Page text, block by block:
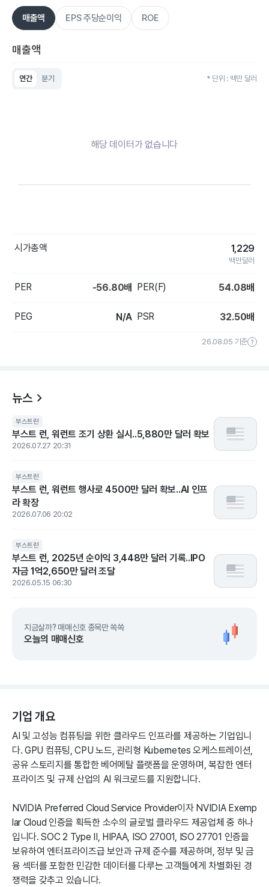
매출액 EPS 주당순이익 ROE
매출액
연간 분기 * 단위 : 백만 달러
해당 데이터가 없습니다
시가총액 1,229
백만달러
PER -56.80배 PER(F) 54.08배
PEG N/A PSR 32.50배
26.08.05 기준
뉴스
부스트런
부스트 런, 워런트 조기 상환 실시..5,880만 달러 확보
2026.07.27 20:31
부스트런
부스트 런, 워런트 행사로 4500만 달러 확보..AI 인프
라 확장
2026.07.06 20:02
부스트런
부스트 런, 2025년 순이익 3,448만 달러 기록..IPO
자금 1억2,650만 달러 조달
2026.05.15 06:30
지금살까? 매매신호 종목만 쏙쏙
오늘의 매매신호
기업 개요
AI 및 고성능 컴퓨팅을 위한 클라우드 인프라를 제공하는 기업입니
다. GPU 컴퓨팅, CPU 노드, 관리형 Kubernetes 오케스트레이션,
공유 스토리지를 통합한 베어메탈 플랫폼을 운영하며, 복잡한 엔터
프라이즈 및 규제 산업의 AI 워크로드를 지원합니다.
NVIDIA Preferred Cloud Service Provider이자 NVIDIA Exemp
lar Cloud 인증을 획득한 소수의 글로벌 클라우드 제공업체 중 하나
입니다. SOC 2 Type II, HIPAA, ISO 27001, ISO 27701 인증을
보유하여 엔터프라이즈급 보안과 규제 준수를 제공하며, 정부 및 금
융 섹터를 포함한 민감한 데이터를 다루는 고객들에게 차별화된 경
쟁력을 갖추고 있습니다.